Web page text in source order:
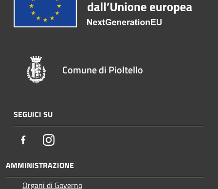
Comune di Pioltello
SEGUICI SU
FacebookInstagram
AMMINISTRAZIONE
Organi di Governo